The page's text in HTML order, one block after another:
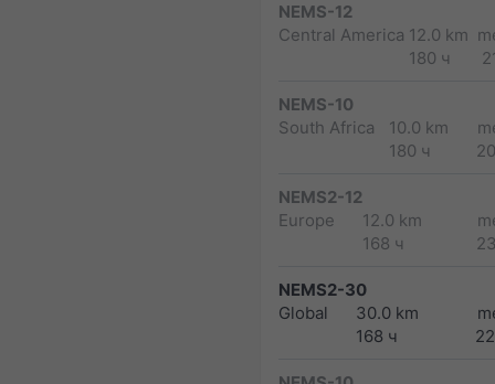
NEMS-12
Central America 12.0 km
180 ч
NEMS-10
South Africa
10.0 km
180 ч
NEMS2-12
Europe
12.0 km
168 ч
NEMS2-30
Global
30.0 km
168 ч